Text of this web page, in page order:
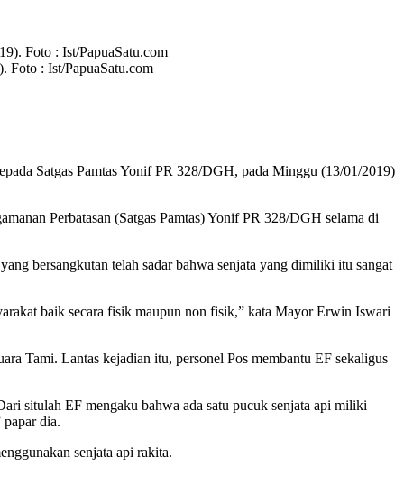
Foto : Ist/PapuaSatu.com
Satgas Pamtas Yonif PR 328/DGH, pada Minggu (13/01/2019)
Perbatasan (Satgas Pamtas) Yonif PR 328/DGH selama di
bersangkutan telah sadar bahwa senjata yang dimiliki itu sangat
baik secara fisik maupun non fisik,” kata Mayor Erwin Iswari
Tami. Lantas kejadian itu, personel Pos membantu EF sekaligus
situlah EF mengaku bahwa ada satu pucuk senjata api miliki
papar dia.
senjata api rakita.